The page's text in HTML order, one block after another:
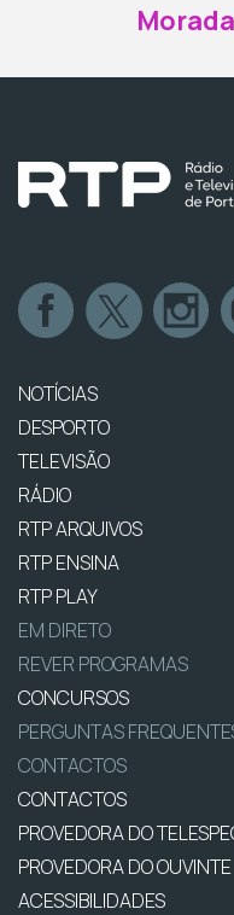
NOTÍCIAS
DESPORTO
TELEVISÃO
RÁDIO
RTP ARQUIVOS
RTP ENSINA
RTP PLAY
EM DIRETO
REVER PROGRAMAS
CONCURSOS
PERGUNTAS
CONTACTOS
CONTACTOS
PROVEDORA DO
PROVEDORA DO OUVINTE
ACESSIBILIDADES